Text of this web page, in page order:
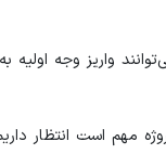
مهم است انتظار